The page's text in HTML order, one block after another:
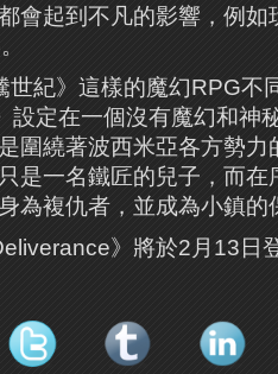
會起到不凡的影響，例
世紀》這樣的魔幻RPG不
設定在一個沒有魔幻和神
圍繞著波西米亞各方勢力
是一名鐵匠的兒子，而
為複仇者，並成為小鎮的
》將於2月13日